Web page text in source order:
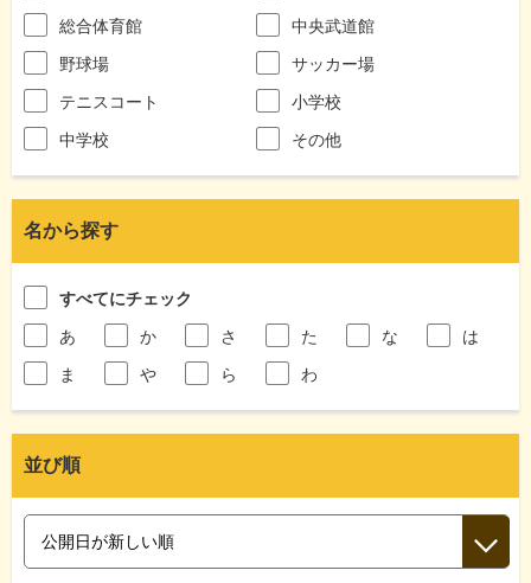
総合体育館
中央武道館
野球場
サッカー場
テニスコート
小学校
中学校
その他
名から探す
すべてにチェック
あ
か さ た な
は
ま
や ら わ
並び順